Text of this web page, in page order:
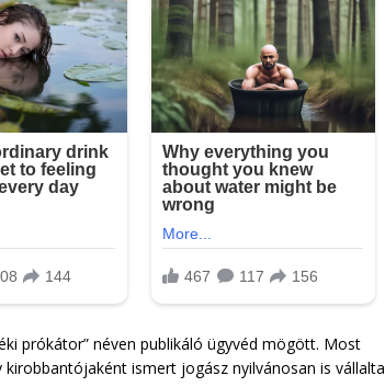
prókátor” néven publikáló ügyvéd mögött. Most
ismert jogász nyilvánosan is vállalta